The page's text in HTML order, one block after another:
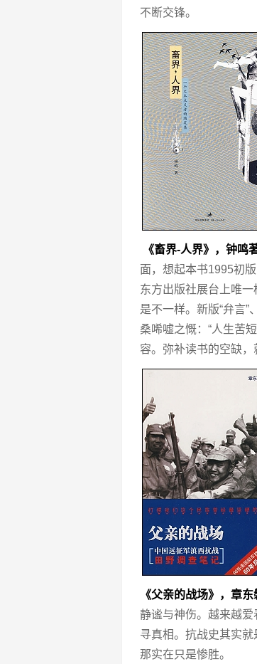
不断交锋。
《畜界-人界》，钟鸣
面，想起本书1995初
东方出版社展台上唯
是不一样。新版“弁言”
桑唏嘘之慨：“人生苦
容。弥补读书的空缺，
《父亲的战场》，章东
静谧与神伤。越来越
寻真相。抗战史其实
那实在只是惨胜。